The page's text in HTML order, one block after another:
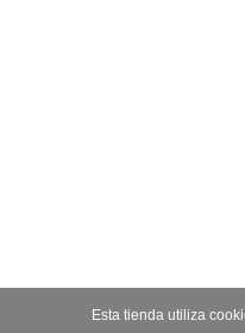
Esta tienda utiliza